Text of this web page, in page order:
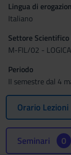
Lingua di
Italiano
Settore Scientifico
M-FIL/02 -
Periodo
II semestre dal 4
Orario Lezioni
Seminari 0